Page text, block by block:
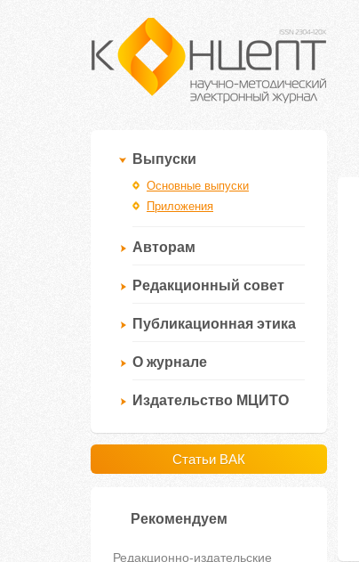
Выпуски
Основные выпуски
Приложения
Авторам
Редакционный совет
Публикационная этика
О журнале
Издательство МЦИТО
Статьи ВАК
Рекомендуем
Редакционно-издательские